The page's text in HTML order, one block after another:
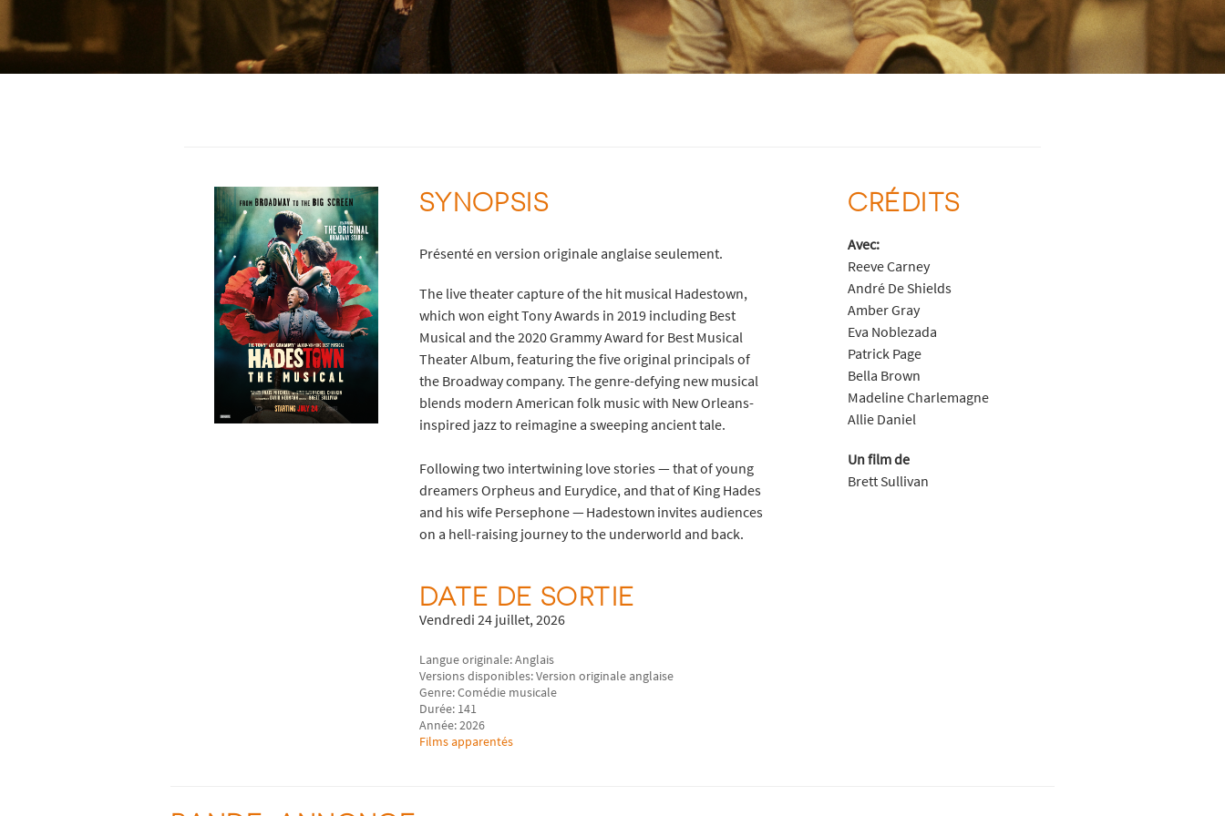
SYNOPSIS
Présenté en version originale anglaise seulement.
The live theater capture of the hit musical Hadestown,
which won eight Tony Awards in 2019 including Best
Musical and the 2020 Grammy Award for Best Musical
Theater Album, featuring the five original principals of
the Broadway company. The genre-defying new musical
blends modern American folk music with New Orleans-
inspired jazz to reimagine a sweeping ancient tale.
Following two intertwining love stories — that of young
dreamers Orpheus and Eurydice, and that of King Hades
and his wife Persephone — Hadestown invites audiences
on a hell-raising journey to the underworld and back.
DATE DE SORTIE
Vendredi 24 juillet, 2026
Langue originale: Anglais
Versions disponibles: Version originale anglaise
Genre: Comédie musicale
Durée: 141
Année: 2026
Films apparentés
CRÉDITS
Avec:
Reeve Carney
André De Shields
Amber Gray
Eva Noblezada
Patrick Page
Bella Brown
Madeline Charlemagne
Allie Daniel
Un film de
Brett Sullivan